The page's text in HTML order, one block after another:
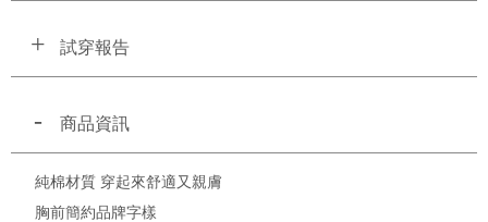
試穿報告
商品資訊
純棉材質 穿起來舒適又親膚
胸前簡約品牌字樣